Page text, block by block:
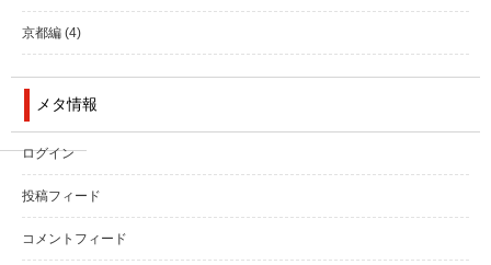
京都編 (4)
メタ情報
ログイン
投稿フィード
コメントフィード